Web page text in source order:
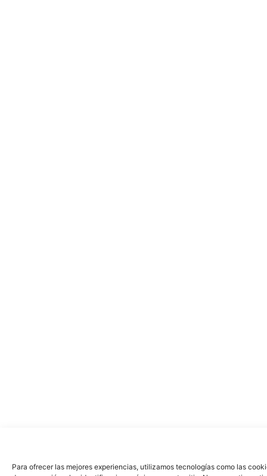
Para ofrecer las mejores experiencias, utilizamos tecnologías como las